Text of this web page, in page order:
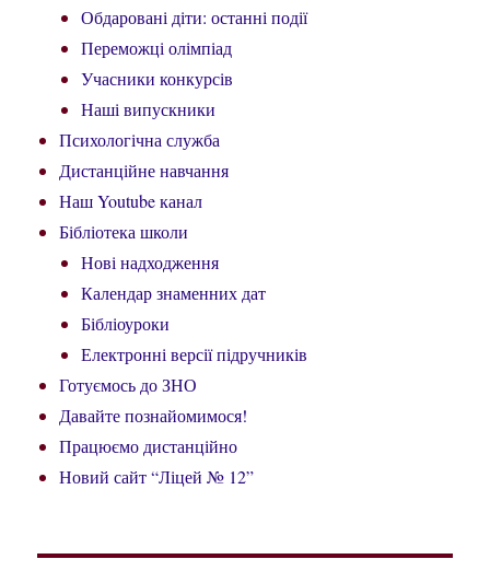
Обдаровані діти: останні події
Переможці олімпіад
Учасники конкурсів
Наші випускники
Психологічна служба
Дистанційне навчання
Наш Youtube канал
Бібліотека школи
Нові надходження
Календар знаменних дат
Бібліоуроки
Електронні версії підручників
Готуємось до ЗНО
Давайте познайомимося!
Працюємо дистанційно
Новий сайт “Ліцей № 12”